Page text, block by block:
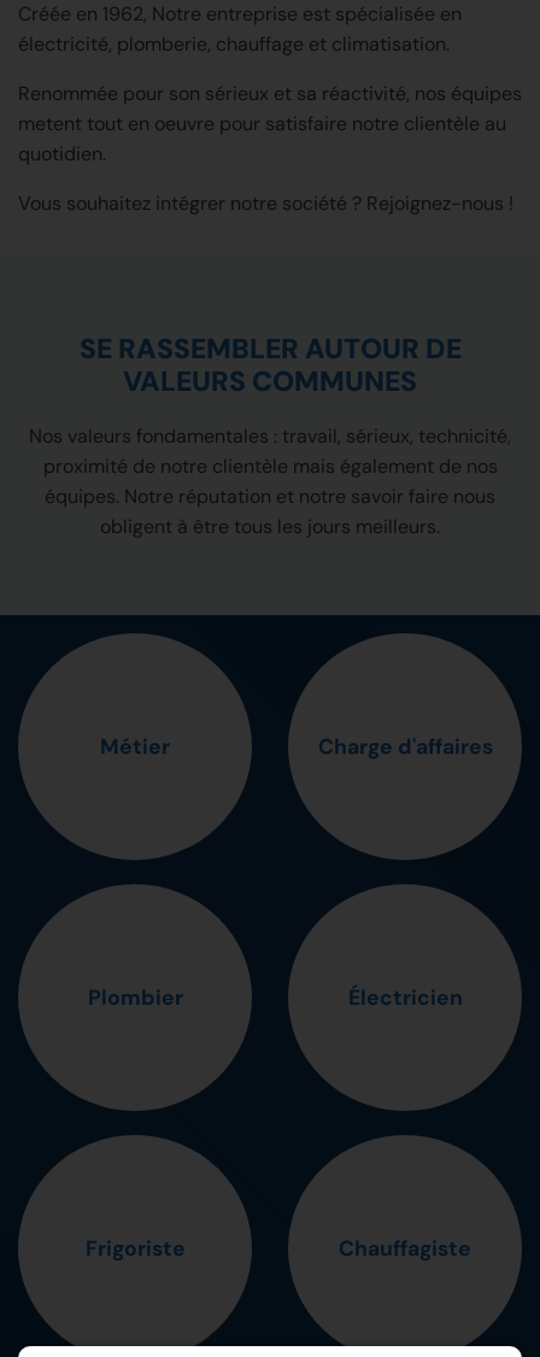
Créée en 1962, Notre entreprise est spécialisée en
électricité, plomberie, chauffage et climatisation.
Renommée pour son sérieux et sa réactivité, nos équipes
metent tout en oeuvre pour satisfaire notre clientèle au
quotidien.
Vous souhaitez intégrer notre société ? Rejoignez-nous !
SE RASSEMBLER AUTOUR DE
VALEURS COMMUNES
Nos valeurs fondamentales : travail, sérieux, technicité,
proximité de notre clientèle mais également de nos
équipes. Notre réputation et notre savoir faire nous
obligent à être tous les jours meilleurs.
Métier Charge d'affaires
Plombier Électricien
Frigoriste Chauffagiste